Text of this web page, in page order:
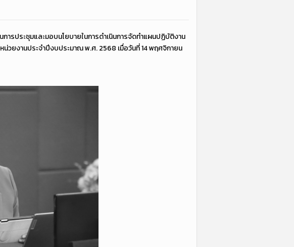
ารประชุมและมอบนโยบายในการดำเนินการจัดทำแผนปฏิบัติงาน
ยงานประจำปีงบประมาณ พ.ศ. 2568 เมื่อวันที่ 14 พฤศจิกายน